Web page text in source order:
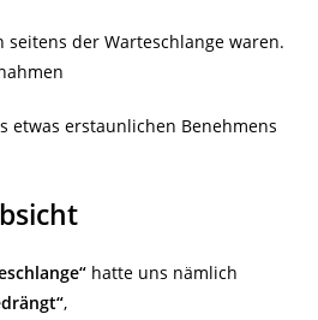
der Warteschlange waren.
etwas erstaunlichen Benehmens
hatte uns nämlich
,